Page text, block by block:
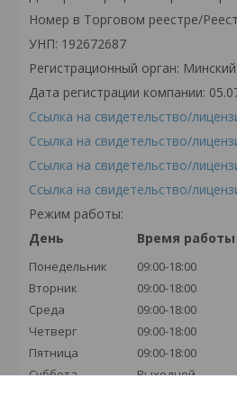
Номер в Торговом реестре/
УНП: 192672687
Регистрационный орган:
Дата регистрации компании:
Ссылка на свидетельство/
Ссылка на свидетельство/
Ссылка на свидетельство/
Ссылка на свидетельство/
Режим работы:
День
Время работы
Понедельник
09:00-18:00
Вторник
09:00-18:00
Среда
09:00-18:00
Четверг
09:00-18:00
Пятница
09:00-18:00
Суббота
Выходной